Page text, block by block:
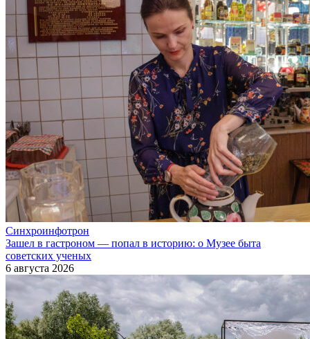
Синхроинфотрон
Зашел в гастроном — попал в историю: о Музее быта
советских ученых
6 августа 2026